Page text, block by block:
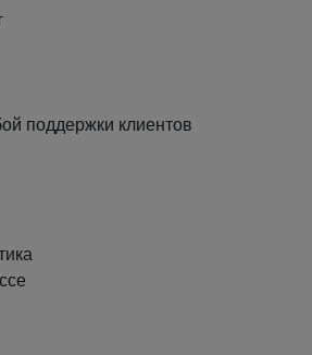
поддержки клиентов